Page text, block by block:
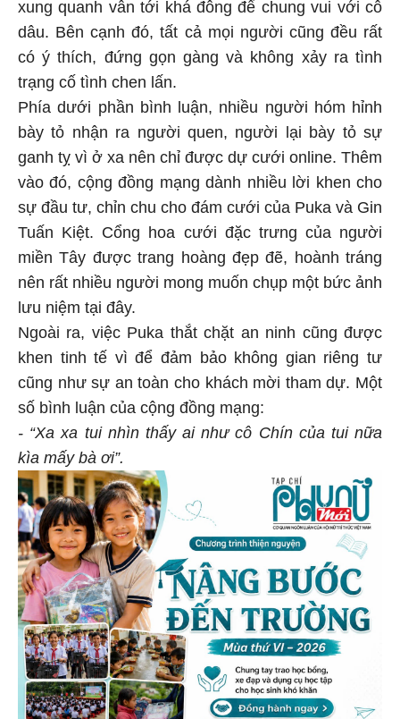
xung quanh vẫn tới khá đông để chung vui với cô
dâu. Bên cạnh đó, tất cả mọi người cũng đều rất
có ý thích, đứng gọn gàng và không xảy ra tình
trạng cố tình chen lấn.
Phía dưới phần bình luận, nhiều người hóm hỉnh
bày tỏ nhận ra người quen, người lại bày tỏ sự
ganh tỵ vì ở xa nên chỉ được dự cưới online. Thêm
vào đó, cộng đồng mạng dành nhiều lời khen cho
sự đầu tư, chỉn chu cho đám cưới của Puka và Gin
Tuấn Kiệt. Cổng hoa cưới đặc trưng của người
miền Tây được trang hoàng đẹp đẽ, hoành tráng
nên rất nhiều người mong muốn chụp một bức ảnh
lưu niệm tại đây.
Ngoài ra, việc Puka thắt chặt an ninh cũng được
khen tinh tế vì để đảm bảo không gian riêng tư
cũng như sự an toàn cho khách mời tham dự. Một
số bình luận của cộng đồng mạng:
- “Xa xa tui nhìn thấy ai như cô Chín của tui nữa
kìa mấy bà ơi”.